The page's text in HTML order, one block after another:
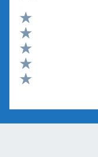
Valuta 5 stelle su 5
Valuta 4 stelle su 5
Valuta 3 stelle su 5
Valuta 2 stelle su 5